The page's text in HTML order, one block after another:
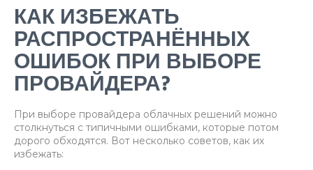
КАК ИЗБЕЖАТЬ
РАСПРОСТРАНЁННЫХ
ОШИБОК ПРИ ВЫБОРЕ
ПРОВАЙДЕРА?
При выборе провайдера облачных решений можно
столкнуться с типичными ошибками, которые потом
дорого обходятся. Вот несколько советов, как их
избежать: